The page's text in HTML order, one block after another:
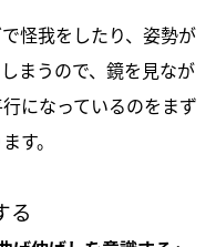
怪我をしたり、姿勢が
まうので、鏡を見なが
になっているのをまず
す。
る